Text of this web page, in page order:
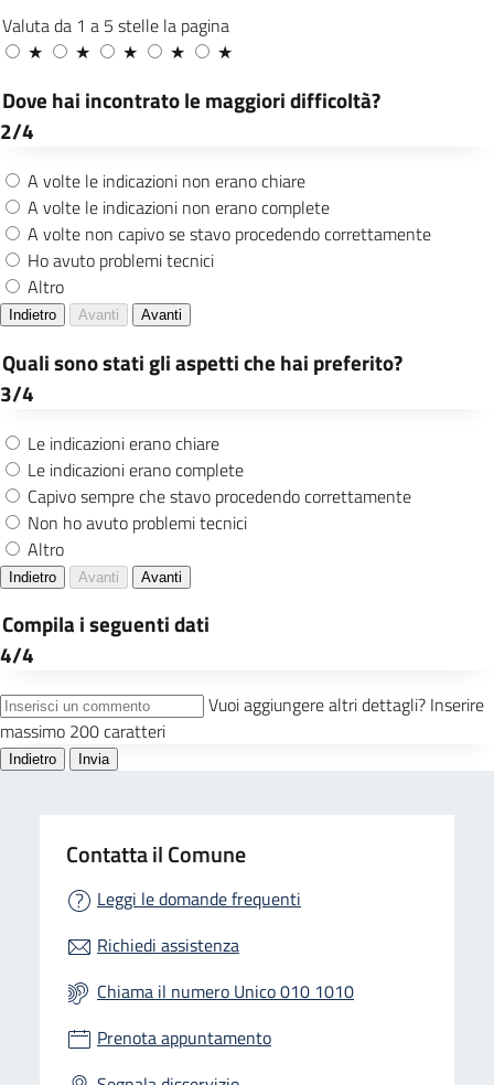
Contatta il Comune
Leggi le domande frequenti
Richiedi assistenza
Chiama il numero Unico 010 1010
Prenota appuntamento